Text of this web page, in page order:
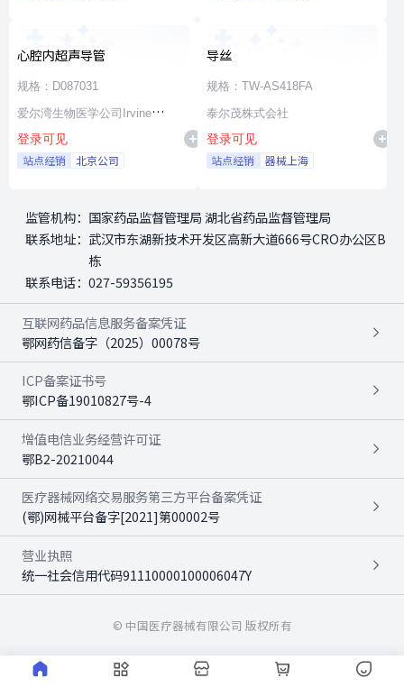
心腔内超声导管
规格：D087031
爱尔湾生物医学公司Irvine
Biomedical,Inc. a St. Jude
Medical Company
登录可见
站点经销 北京公司
导丝
规格：TW-AS418FA
泰尔茂株式会社
登录可见
站点经销 器械上海
监管机构： 国家药品监督管理局 湖北省药品监督管理局
联系地址： 武汉市东湖新技术开发区高新大道666号CRO办公区B
栋
联系电话： 027-59356195
互联网药品信息服务备案凭证
鄂网药信备字（2025）00078号
ICP备案证书号
鄂ICP备19010827号-4
增值电信业务经营许可证
鄂B2-20210044
医疗器械网络交易服务第三方平台备案凭证
(鄂)网械平台备字[2021]第00002号
营业执照
统一社会信用代码91110000100006047Y
© 中国医疗器械有限公司 版权所有